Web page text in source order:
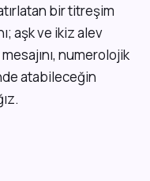
bir titreşim
aşk ve ikiz alev
numerolojik
atabileceğin